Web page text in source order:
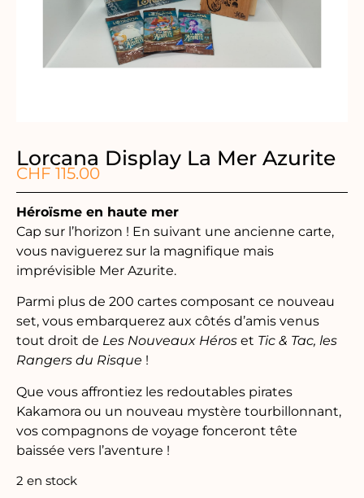
Lorcana Display La Mer Azurite
CHF 115.00
Héroïsme en haute mer
Cap sur l’horizon ! En suivant une ancienne carte,
vous naviguerez sur la magnifique mais
imprévisible Mer Azurite.
Parmi plus de 200 cartes composant ce nouveau
set, vous embarquerez aux côtés d’amis venus
tout droit de Les Nouveaux Héros et Tic & Tac, les
Rangers du Risque !
Que vous affrontiez les redoutables pirates
Kakamora ou un nouveau mystère tourbillonnant,
vos compagnons de voyage fonceront tête
baissée vers l’aventure !
2 en stock